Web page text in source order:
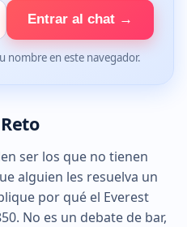
Entrar al chat →
nombre en este navegador.
ser los que no tienen
alguien les resuelva un
por qué el Everest
No es un debate de bar,